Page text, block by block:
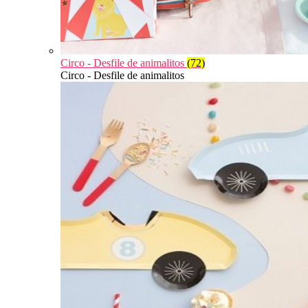
Circo - Desfile de animalitos (72)
Circo - Desfile de animalitos